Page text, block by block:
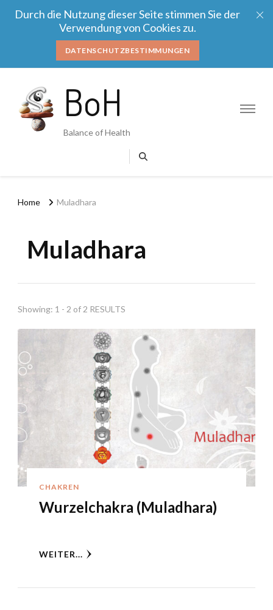
Durch die Nutzung dieser Seite stimmen Sie der
Verwendung von Cookies zu.
DATENSCHUTZBESTIMMUNGEN
BoH
Balance of Health
Home Muladhara
Muladhara
Showing: 1 - 2 of 2 RESULTS
CHAKREN
Wurzelchakra (Muladhara)
WEITER...